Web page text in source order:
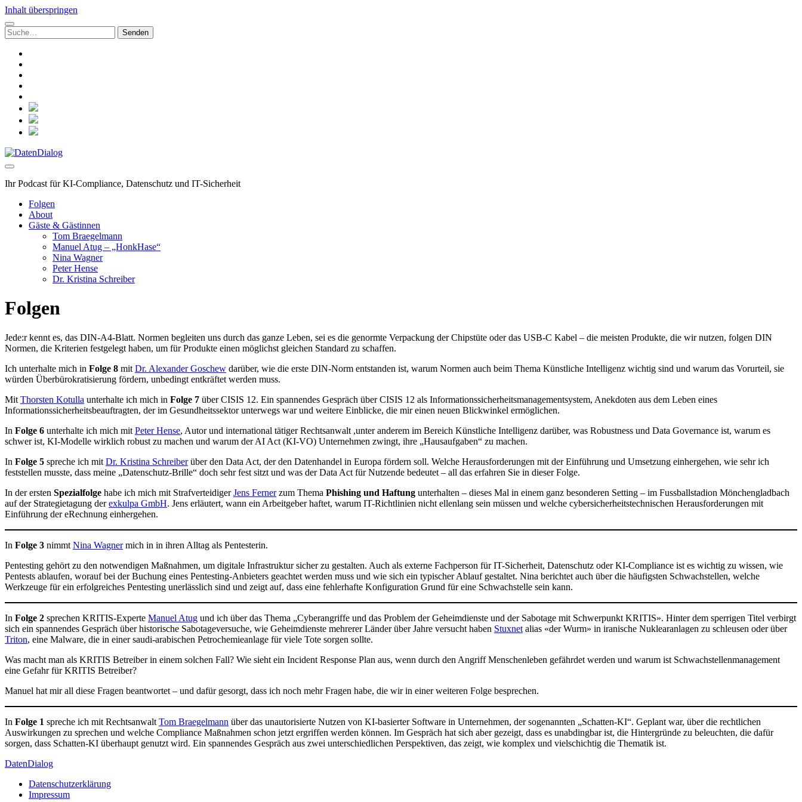
Inhalt überspringen
Suchen
nach:
social_icon_custom_1
social_icon_custom_2
social_icon_custom_3
DatenDialog
Ihr Podcast für KI-Compliance, Datenschutz und IT-Sicherheit
Folgen
About
Gäste & Gästinnen
Tom Braegelmann
Manuel Atug – „HonkHase“
Nina Wagner
Peter Hense
Dr. Kristina Schreiber
Folgen
Jede:r kennt es, das DIN-A4-Blatt. Normen begleiten uns durch das ganze Leben, sei es die genormte Verpackung der Chipstüte oder das USB-C Kabel – die meisten Produkte, die wir nutzen, folgen DIN
Normen, die Kriterien festgelegt haben, um für Produkte einen möglichst gleichen Standard zu schaffen.
Ich unterhalte mich in Folge 8 mit Dr. Alexander Goschew darüber, wie die erste DIN-Norm entstanden ist, warum Normen auch beim Thema Künstliche Intelligenz wichtig sind und warum das Vorurteil, sie
würden Überbürokratisierung fördern, unbedingt entkräftet werden muss.
Mit Thorsten Kotulla unterhalte ich mich in Folge 7 über CISIS 12. Ein spannendes Gespräch über CISIS 12 als Informationssicherheitsmanagementsystem, Anekdoten aus dem Leben eines
Informationssicherheitsbeauftragten, der im Gesundheitssektor unterwegs war und weitere Einblicke, die mir einen neuen Blickwinkel ermöglichen.
In Folge 6 unterhalte ich mich mit Peter Hense, Autor und international tätiger Rechtsanwalt ,unter anderem im Bereich Künstliche Intelligenz darüber, was Robustness und Data Governance ist, warum es
schwer ist, KI-Modelle wirklich robust zu machen und warum der AI Act (KI-VO) Unternehmen zwingt, ihre „Hausaufgaben“ zu machen.
In Folge 5 spreche ich mit Dr. Kristina Schreiberüber den Data Act, der den Datenhandel in Europa fördern soll. Welche Herausforderungen mit der Einführung und Umsetzung einhergehen, wie sehr ich
feststellen musste, dass meine „Datenschutz-Brille“ doch sehr fest sitzt und was der Data Act für Nutzende bedeutet – all das erfahren Sie in dieser Folge.
In der ersten Spezialfolge habe ich mich mit StrafverteidigerJens Fernerzum Thema Phishing und Haftung unterhalten – dieses Mal in einem ganz besonderen Setting – im Fussballstadion Mönchengladbach
auf der Strategietagung derexkulpa GmbH. Jens erläutert, wann ein Arbeitgeber haftet, warum IT-Richtlinien nicht ellenlang sein müssen und welche cybersicherheitstechnischen Herausforderungen mit
Einführung der eRechnung einhergehen.
In Folge 3 nimmt Nina Wagnermich in in ihren Alltag als Pentesterin.
Pentesting gehört zu den notwendigen Maßnahmen, um digitale Infrastruktur sicher zu gestalten. Auch als externe Fachperson für IT-Sicherheit, Datenschutz oder KI-Compliance ist es wichtig zu wissen, wie
Pentests ablaufen, worauf bei der Buchung eines Pentesting-Anbieters geachtet werden muss und wie sich ein typischer Ablauf gestaltet. Nina berichtet auch über die häufigsten Schwachstellen, welche
Werkzeuge für ein erfolgreiches Pentesting unerlässlich sind und zeigt auf, dass eine fehlerhafte Konfiguration Grund für eine Schwachstelle sein kann.
In Folge 2 sprechen KRITIS-Experte Manuel Atug und ich über das Thema „Cyberangriffe und das Problem der Geheimdienste und der Sabotage mit Schwerpunkt KRITIS». Hinter dem sperrigen Titel verbirgt
sich ein spannendes Gespräch über historische Sabotageversuche, wie Geheimdienste mehrerer Länder über Jahre versucht haben Stuxnet alias «der Wurm» in iranische Nuklearanlagen zu schleusen oder über
Triton, eine Malware, die in einer saudi-arabischen Petrochemieanlage für viele Tote sorgen sollte.
Was macht man als KRITIS Betreiber in einem solchen Fall? Wie sieht ein Incident Response Plan aus, wenn durch den Angriff Menschenleben gefährdet werden und warum ist Schwachstellenmanagement
eine Gefahr für KRITIS Betreiber?
Manuel hat mir all diese Fragen beantwortet – und dafür gesorgt, dass ich noch mehr Fragen habe, die wir in einer weiteren Folge besprechen.
In Folge 1 spreche ich mit Rechtsanwalt Tom Braegelmann über das unautorisierte Nutzen von KI-basierter Software in Unternehmen, der sogenannten „Schatten-KI“. Geplant war, über die rechtlichen
Auswirkungen zu sprechen und welche Compliance Maßnahmen schon jetzt ergriffen werden können. Im Gespräch hat sich aber gezeigt, dass es unabdingbar ist, die Hintergründe zu beleuchten, die dafür
sorgen, dass Schatten-KI überhaupt genutzt wird. Ein spannendes Gespräch aus zwei unterschiedlichen Perspektiven, das zeigt, wie komplex und vielschichtig die Thematik ist.
DatenDialog
Datenschutzerklärung
Impressum